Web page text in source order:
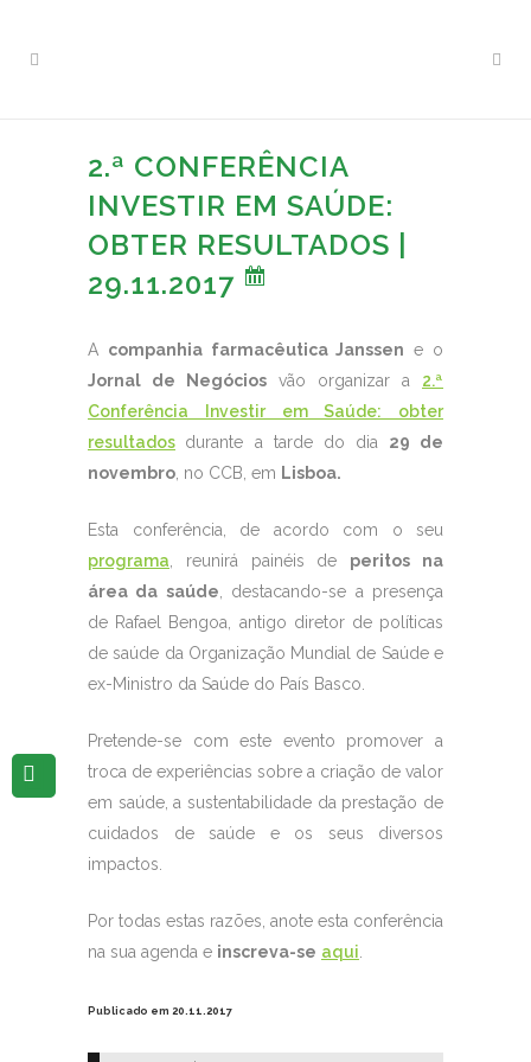
2.ª CONFERÊNCIA
INVESTIR EM SAÚDE:
OBTER RESULTADOS |
29.11.2017
A companhia farmacêutica Janssen e o
Jornal de Negócios vão organizar a 2.ª
Conferência Investir em Saúde: obter
resultados durante a tarde do dia 29 de
novembro , no CCB, em Lisboa.
Esta conferência, de acordo com o seu
programa , reunirá painéis de peritos na
área da saúde , destacando-se a presença
de Rafael Bengoa, antigo diretor de políticas
de saúde da Organização Mundial de Saúde e
ex-Ministro da Saúde do País Basco.
Pretende-se com este evento promover a
troca de experiências sobre a criação de valor
em saúde, a sustentabilidade da prestação de
cuidados de saúde e os seus diversos
impactos.
Por todas estas razões, anote esta conferência
na sua agenda e inscreva-se aqui
Publicado em 20.11.2017